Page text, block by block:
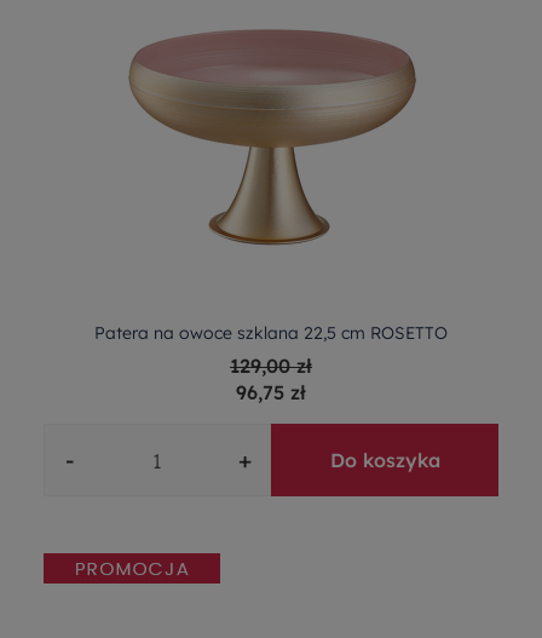
Patera na owoce szklana 22,5 cm ROSETTO
129,00 zł
96,75 zł
- + Do koszyka